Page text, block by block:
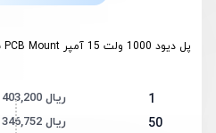
پل دیود 1000 ولت 15 آمپر PCB Mount با پکیج GBU
1 403,200 ریال
50 346,752 ریال